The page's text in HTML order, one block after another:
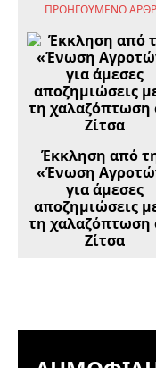
ΠΡΟΗΓΟΎΜΕΝΟ
Έκκληση από
«Ένωση
για άμεσες
αποζημιώσεις
τη χαλαζόπτωση
Ζίτσα